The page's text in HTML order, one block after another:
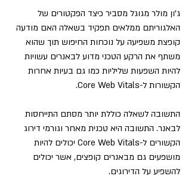
ג'ון מולר מגוגל מסביר כיצד הפקטורים של
האלגוריתם ממלאים תפקיד בשאלה האם מודעה
קופצת משפיעה על נוכחות החיפוש תוך שהוא
משתף את הרקע הטכני מדוע לבאנרים עשויות
להיות השפעות שליליות כמו גם בעיות אחרות
הקשורות ל-Core Web Vitals.
התשובה לשאלה כוללת יותר מסתם התייחסות
לבאנר. התשובה היא טכנית מאחר וגורמי דירוג
הקשורים ל-Core Web Vitals יכולים להיות
מושפעים גם מבאנרים קופצים, אשר יכולים
להשפיע על הדירוגים.